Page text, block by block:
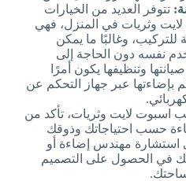
تتوفر العديد من الخيارات
وثريات في المنزل، فهي
وغالبًا ما يمكن
نفسه دون الحاجة إلى
وتنظيفها يكون أمرًا
بإضاءتها عبر جهاز التحكم عن
اسبوت لايت وثريات، تأكد من
حسب احتياجاتك وذوقك
استشارة مهندس إضاءة أو
في الحصول على التصميم